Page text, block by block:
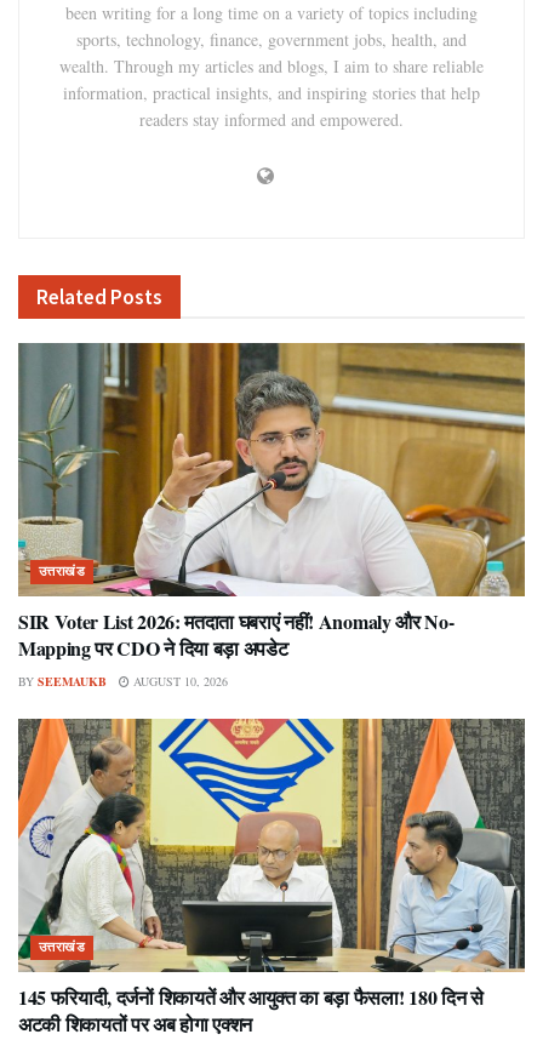
been writing for a long time on a variety of topics including
sports, technology, finance, government jobs, health, and
wealth. Through my articles and blogs, I aim to share reliable
information, practical insights, and inspiring stories that help
readers stay informed and empowered.
Related Posts
उत्तराखंड
SIR Voter List 2026: मतदाता घबराएं नहीं! Anomaly और No-
Mapping पर CDO ने दिया बड़ा अपडेट
BY SEEMAUKB AUGUST 10, 2026
उत्तराखंड
145 फरियादी, दर्जनों शिकायतें और आयुक्त का बड़ा फैसला! 180 दिन से
अटकी शिकायतों पर अब होगा एक्शन